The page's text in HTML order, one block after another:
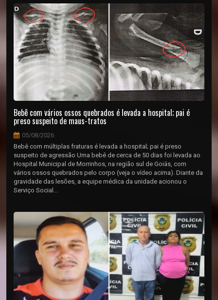
Bebê com vários ossos quebrados é levada a hospital; pai é
preso suspeito de maus-tratos
05/08/2026
Bebê com múltiplas fraturas é levada a hospital; pai é preso
suspeito de agressão Uma bebê de cerca de 50 dias foi levada ao
Hospital Municipal de Morrinhos, na região sul de Goiás, com
vários ossos quebrados pelo corpo (veja o vídeo acima). Diante da
gravidade das lesões, a equipe médica da unidade acionou o
Serviço Social...